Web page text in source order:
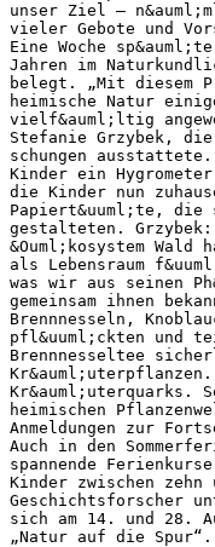
unser Ziel –
vieler Gebote und
Eine Woche
Jahren im
belegt. „Mit diesem
heimische Natur
vielf&auml;ltig
Stefanie Grzybek,
schungen
Kinder ein
die Kinder nun
Papiert&uuml;te, die
gestalteten. Grzybek:
&Ouml;kosystem
als Lebensraum
was wir aus seinen
gemeinsam ihnen
Brennnesseln,
pfl&uuml;ckten und
Brennnesseltee
Kr&auml;uterquarks.
heimischen
Anmeldungen zur
Auch in den
spannende
Kinder zwischen zehn
Geschichtsforscher
sich am 14. und 28.
„Natur auf die